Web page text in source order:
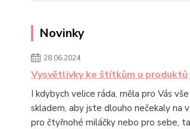
Novinky
28.06.2024
Vysvětlivky ke štítkům u produktů
I kdybych velice ráda, měla pro Vás vše
skladem, aby jste dlouho nečekaly na
pro čtyřnohé miláčky nebo pro sebe,